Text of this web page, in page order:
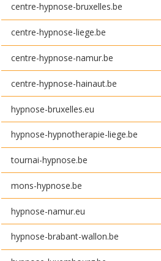
centre-hypnose-bruxelles.be
centre-hypnose-liege.be
centre-hypnose-namur.be
centre-hypnose-hainaut.be
hypnose-bruxelles.eu
hypnose-hypnotherapie-liege.be
tournai-hypnose.be
mons-hypnose.be
hypnose-namur.eu
hypnose-brabant-wallon.be